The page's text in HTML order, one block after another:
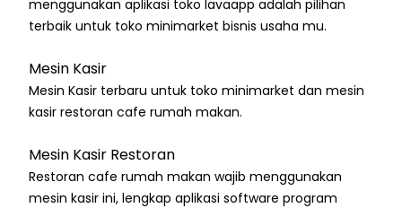
menggunakan aplikasi toko lavaapp adalah pilihan
terbaik untuk toko minimarket bisnis usaha mu.
Mesin Kasir
Mesin Kasir terbaru untuk toko minimarket dan mesin
kasir restoran cafe rumah makan.
Mesin Kasir Restoran
Restoran cafe rumah makan wajib menggunakan
mesin kasir ini, lengkap aplikasi software program